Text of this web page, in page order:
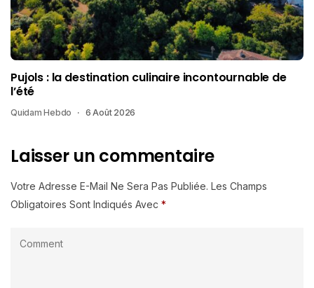
Pujols : la destination culinaire incontournable de
l’été
Quidam Hebdo 6 Août 2026
Laisser un commentaire
Votre Adresse E-Mail Ne Sera Pas Publiée. Les Champs
Obligatoires Sont Indiqués Avec *